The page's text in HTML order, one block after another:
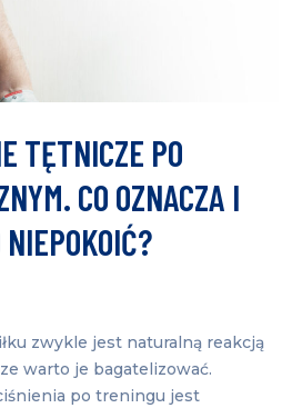
TĘTNICZE PO
CO OZNACZA I
zwykle jest naturalną reakcją
warto je bagatelizować.
po treningu jest